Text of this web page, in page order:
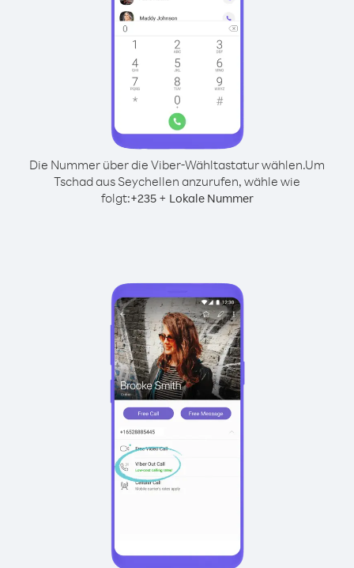
Die Nummer über die Viber-Wähltastatur wählen.Um
Tschad aus Seychellen anzurufen, wähle wie
folgt:+235+ Lokale Nummer